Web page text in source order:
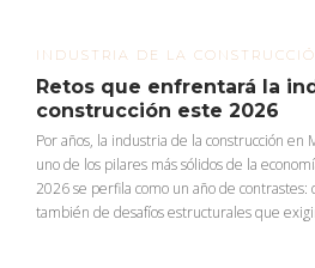
INDUSTRIA DE LA
Retos que enfrentará la
construcción este 2026
Por años, la industria de la construcción en
uno de los pilares más sólidos de la
2026 se perfila como un año de
también de desafíos estructurales que